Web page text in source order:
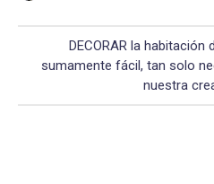
DECORAR la habitación
sumamente fácil, tan solo
nuestra